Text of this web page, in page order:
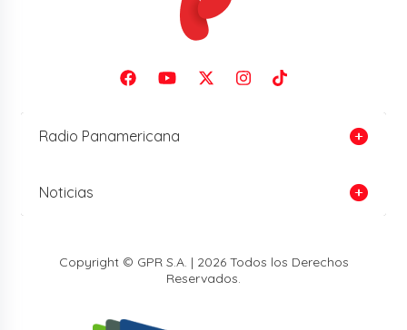
Radio Panamericana
Noticias
Copyright © GPR S.A. | 2026 Todos los Derechos
Reservados.